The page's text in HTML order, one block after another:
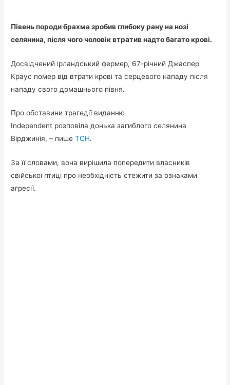
Півень породи брахма зробив глибоку рану на нозі
селянина, після чого чоловік втратив надто багато крові.
Досвідчений ірландський фермер, 67-річний Джаспер
Краус помер від втрати крові та серцевого нападу після
нападу свого домашнього півня.
Про обставини трагедії виданню
Independent розповіла донька загиблого селянина
Вірджинія, – пишеТСН.
За її словами, вона вирішила попередити власників
свійської птиці про необхідність стежити за ознаками
агресії.